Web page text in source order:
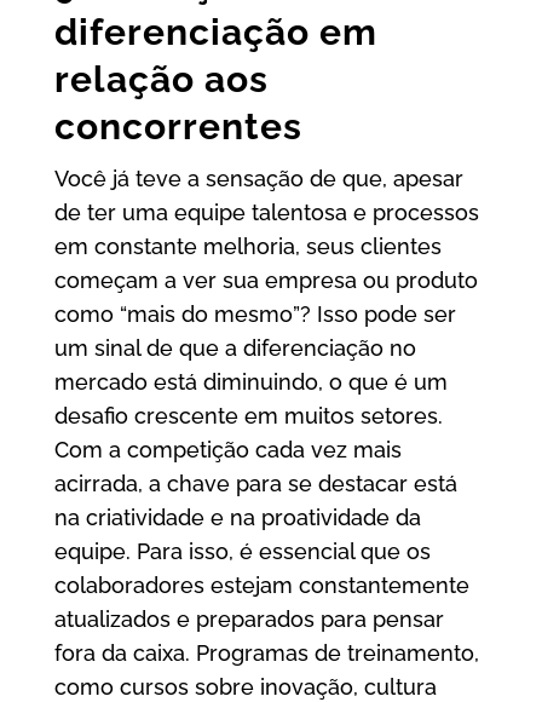
diferenciação em
relação aos
concorrentes
Você já teve a sensação de que, apesar
de ter uma equipe talentosa e processos
em constante melhoria, seus clientes
começam a ver sua empresa ou produto
como “mais do mesmo”? Isso pode ser
um sinal de que a diferenciação no
mercado está diminuindo, o que é um
desafio crescente em muitos setores.
Com a competição cada vez mais
acirrada, a chave para se destacar está
na criatividade e na proatividade da
equipe. Para isso, é essencial que os
colaboradores estejam constantemente
atualizados e preparados para pensar
fora da caixa. Programas de treinamento,
como cursos sobre inovação, cultura